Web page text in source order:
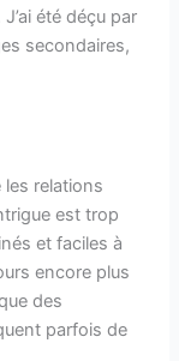
été déçu par
secondaires,
les relations
est trop
et faciles à
encore plus
des
parfois de